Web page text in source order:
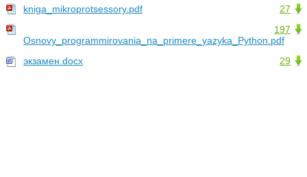
27
kniga_mikroprotsessory.pdf
197
Osnovy_programmirovania_na_primere_yazyka_Python.pdf
29
экзамен.docx